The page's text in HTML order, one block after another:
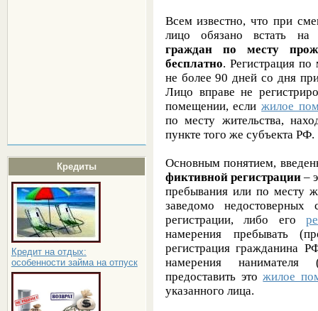
Кредиты
Кредит на отдых:
особенности займа на отпуск
Всем известно, что при
лицо обязано встать
граждан по месту
бесплатно. Регистрация по
не более 90 дней со дня
Лицо вправе не
помещении, еслижилое
по месту жительства,
пункте того же субъекта РФ.
Основным понятием,
фиктивной регистрации–
пребывания или по месту
заведомо
регистрации, либо его
намерения пребывать
регистрация гражданина
намерения нанимателя
предоставить этожилое
указанного лица.